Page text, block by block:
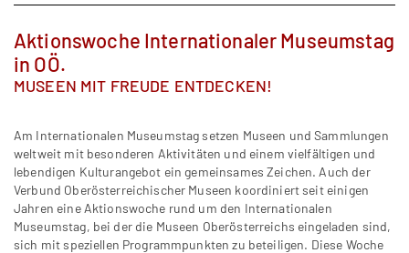
Aktionswoche Internationaler Museumstag
in OÖ.
MUSEEN MIT FREUDE ENTDECKEN!
Am Internationalen Museumstag setzen Museen und Sammlungen
weltweit mit besonderen Aktivitäten und einem vielfältigen und
lebendigen Kulturangebot ein gemeinsames Zeichen. Auch der
Verbund Oberösterreichischer Museen koordiniert seit einigen
Jahren eine Aktionswoche rund um den Internationalen
Museumstag, bei der die Museen Oberösterreichs eingeladen sind,
sich mit speziellen Programmpunkten zu beteiligen. Diese Woche